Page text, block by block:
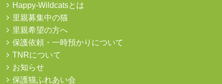
Happy-Wildcatsとは
里親募集中の猫
里親希望の方へ
保護依頼・一時預かりについて
TNRについて
お知らせ
保護猫ふれあい会